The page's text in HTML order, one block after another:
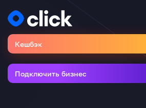
Кешбэк
Подключить бизнес